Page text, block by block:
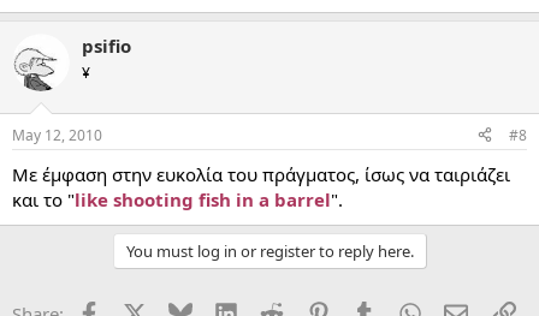
psifio
¥
May 12, 2010 #8
Με έμφαση στην ευκολία του πράγματος, ίσως να ταιριάζει
και το "like shooting fish in a barrel".
You must log in or register to reply here.
Facebook Bluesky LinkedInReddit PinterestTumblrWhatsApp
Email